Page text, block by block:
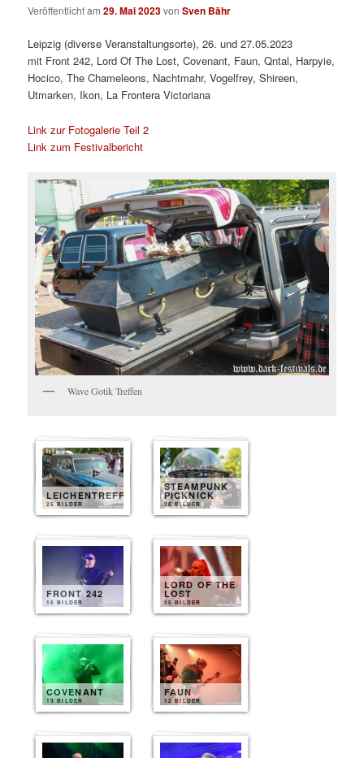
Veröffentlicht am29. Mai 2023vonSven Bähr
Leipzig (diverse Veranstaltungsorte), 26. und 27.05.2023
mit Front 242, Lord Of The Lost, Covenant, Faun, Qntal, Harpyie,
Hocico, The Chameleons, Nachtmahr, Vogelfrey, Shireen,
Utmarken, Ikon, La Frontera Victoriana
Link zur Fotogalerie Teil 2
Link zum Festivalbericht
Wave Gotik Treffen
LEICHENTREFF
25 BILDER
STEAMPUNK
PICKNICK
20 BILDER
FRONT 242
15 BILDER
LORD OF THE
LOST
15 BILDER
COVENANT
13 BILDER
FAUN
12 BILDER